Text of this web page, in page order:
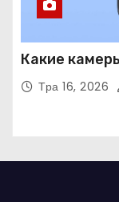
Какие
Тра 16, 2026